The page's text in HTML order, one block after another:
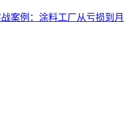
案例：涂料工厂从亏损到月